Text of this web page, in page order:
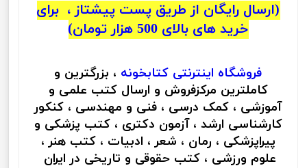
(ارسال رایگان از طریق پست پیشتاز ، برای
خرید های بالای 500 هزار تومان)
فروشگاه اینترنتی کتابخونه ، بزرگترین و
کاملترین مرکزفروش و ارسال کتب علمی و
آموزشی ، کمک درسی ، فنی و مهندسی ، کنکور
کارشناسی ارشد ، آزمون دکتری ، کتب پزشکی و
پیراپزشکی ، رمان ، شعر ، ادبیات ، کتب هنر ،
علوم ورزشی ، کتب حقوقی و تاریخی در ایران